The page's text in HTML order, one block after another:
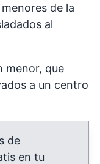
de la
al
menor, que
a un centro
de
en tu